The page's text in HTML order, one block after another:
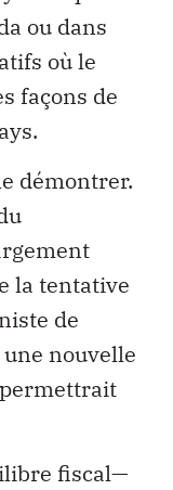
ou dans
où le
façons de
démontrer.
la tentative
de
nouvelle
fiscal—